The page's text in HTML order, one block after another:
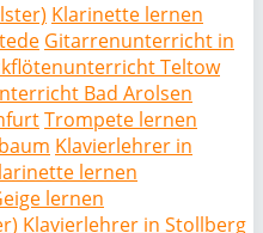
Klarinette lernen
Gitarrenunterricht in
Teltow
Bad Arolsen
Trompete lernen
Klavierlehrer in
lernen
lernen
Klavierlehrer in Stollberg